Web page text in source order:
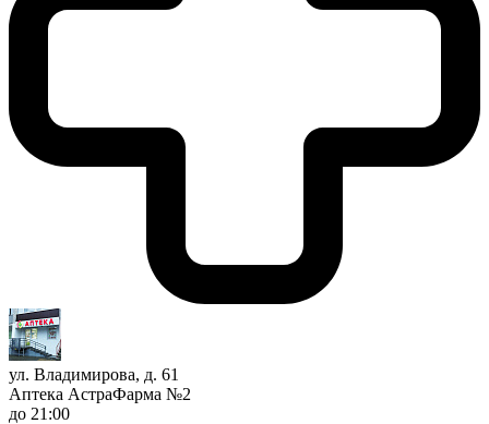
ул. Владимирова, д. 61
Аптека АстраФарма №2
до 21:00